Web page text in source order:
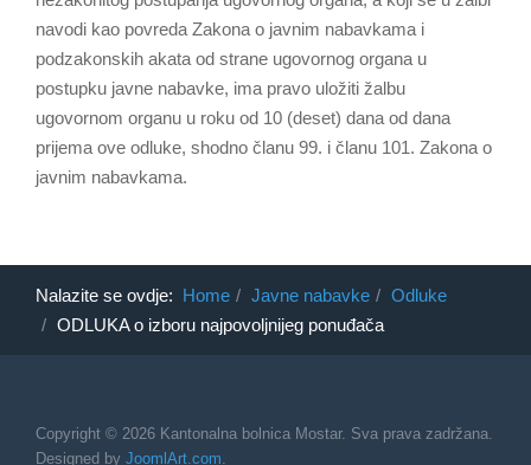
navodi kao povreda Zakona o javnim nabavkama i
podzakonskih akata od strane ugovornog organa u
postupku javne nabavke, ima pravo uložiti žalbu
ugovornom organu u roku od 10 (deset) dana od dana
prijema ove odluke, shodno članu 99. i članu 101. Zakona o
javnim nabavkama.
Nalazite se ovdje: Home Javne nabavke
Odluke
ODLUKA o izboru najpovoljnijeg ponuđača
Copyright © 2026 Kantonalna bolnica Mostar. Sva prava zadržana.
Designed by JoomlArt.com.